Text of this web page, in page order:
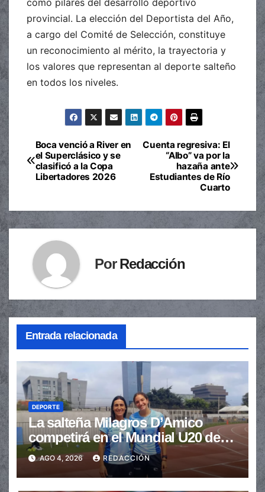
provincial. La elección del Deportista del Año,
a cargo del Comité de Selección, constituye
un reconocimiento al mérito, la trayectoria y
los valores que representan al deporte salteño
en todos los niveles.
Navegación
de
Cuenta regresiva: El
“Albo” va por la
hazaña ante
Estudiantes de Río
Cuarto
Boca venció a River en
el Superclásico y se
clasificó a la Copa
Libertadores 2026
PorRedacción
Entrada relacionada
DEPORTE
La salteña Milagros D’Amico
competirá en el Mundial U20 de
Atletismo
AGO 4, 2026 REDACCIÓN